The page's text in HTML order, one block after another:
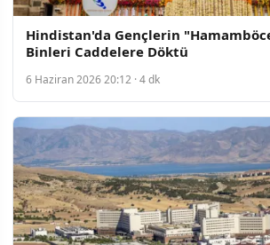
Hindistan'da Gençlerin
Binleri Caddelere Döktü
6 Haziran 2026 20:12 · 4 dk